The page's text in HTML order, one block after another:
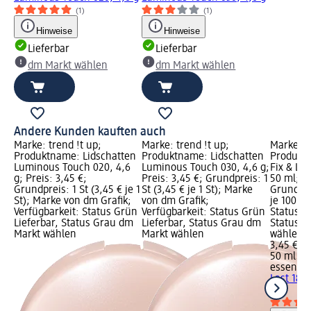
(1)
Hinweise
Lieferbar
dm Markt wählen
(1)
Hinweise
Lieferbar
dm Markt wählen
Andere Kunden kauften auch
Marke: trend !t up;
Produktname: Lidschatten
Luminous Touch 020, 4,6
g; Preis: 3,45 €;
Grundpreis: 1 St (3,45 € je 1
St); Marke von dm Grafik;
Verfügbarkeit: Status Grün
Lieferbar, Status Grau dm
Markt wählen
Marke: trend !t up;
Produktname: Lidschatten
Luminous Touch 030, 4,6 g;
Preis: 3,45 €; Grundpreis: 1
St (3,45 € je 1 St); Marke
von dm Grafik;
Verfügbarkeit: Status Grün
Lieferbar, Status Grau dm
Markt wählen
Marke:
Fix &
50 ml;
je 100
Status
Status
wählen
3,45 €
50 ml
essence
Last
ml